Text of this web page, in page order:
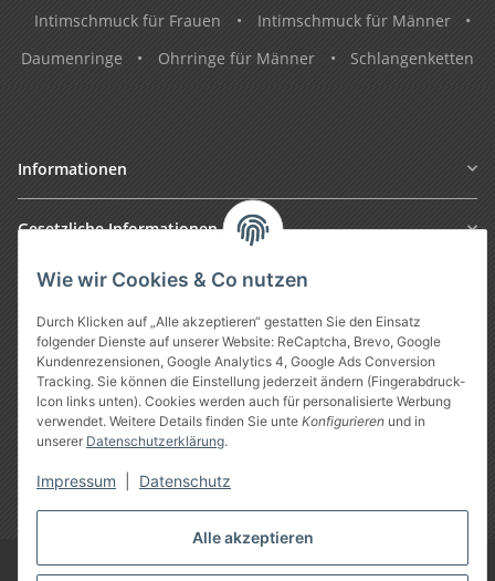
Alle akzeptieren
Wie wir Cookies & Co nutzen
Durch Klicken auf „Alle akzeptieren“ gestatten Sie den Einsatz
folgender Dienste auf unserer Website: ReCaptcha, Brevo, Google
Kundenrezensionen, Google Analytics 4, Google Ads Conversion
Tracking. Sie können die Einstellung jederzeit ändern (Fingerabdruck-
Icon links unten). Cookies werden auch für personalisierte Werbung
verwendet. Weitere Details finden Sie unte Konfigurieren und in
unserer Datenschutzerklärung.
Impressum Datenschutz
Intimschmuck für Frauen
• Intimschmuck für Männer
•
Daumenringe
• Ohrringe für Männer • Schlangenketten
Informationen
Gesetzliche Informationen
Vertrag widerrufen
* Alle Preise inkl. gesetzlicher USt., zzgl.Versand
Google Analytics deaktivieren